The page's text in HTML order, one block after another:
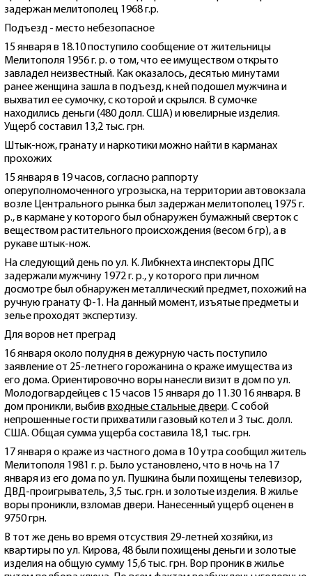
задержан мелитополец 1968 г.р.
Подъезд - место небезопасное
15 января в 18.10 поступило сообщение от жительницы
Мелитополя 1956 г. р. о том, что ее имуществом открыто
завладел неизвестный. Как оказалось, десятью минутами
ранее женщина зашла в подъезд, к ней подошел мужчина и
выхватил ее сумочку, с которой и скрылся. В сумочке
находились деньги (480 долл. США) и ювелирные изделия.
Ущерб составил 13,2 тыс. грн.
Штык-нож, гранату и наркотики можно найти в карманах
прохожих
15 января в 19 часов, согласно раппорту
оперуполномоченного угрозыска, на территории автовокзала
возле Центрального рынка был задержан мелитополец 1975 г.
р., в кармане у которого был обнаружен бумажный сверток с
веществом растительного происхождения (весом 6 гр), а в
рукаве штык-нож.
На следующий день по ул. К. Либкнехта инспекторы ДПС
задержали мужчину 1972 г. р., у которого при личном
досмотре был обнаружен металлический предмет, похожий на
ручную гранату Ф-1. На данный момент, изъятые предметы и
зелье проходят экспертизу.
Для воров нет преград
16 января около полудня в дежурную часть поступило
заявление от 25-летнего горожанина о краже имущества из
его дома. Ориентировочно воры нанесли визит в дом по ул.
Молодогвардейцев с 15 часов 15 января до 11.30 16 января. В
дом проникли, выбив входные стальные двери. С собой
непрошенные гости прихватили газовый котел и 3 тыс. долл.
США. Общая сумма ущерба составила 18,1 тыс. грн.
17 января о краже из частного дома в 10 утра сообщил житель
Мелитополя 1981 г. р. Было установлено, что в ночь на 17
января из его дома по ул. Пушкина были похищены телевизор,
ДВД-проигрыватель, 3,5 тыс. грн. и золотые изделия. В жилье
воры проникли, взломав двери. Нанесенный ущерб оценен в
9750 грн.
В тот же день во время отсуствия 29-летней хозяйки, из
квартиры по ул. Кирова, 48 были похищены деньги и золотые
изделия на общую сумму 15,6 тыс. грн. Вор проник в жилье